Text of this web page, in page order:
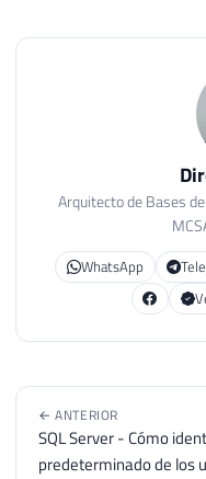
51
(( [
host_name
FROM
Arquitecto de Bases
WhatsApp
← ANTERIOR
SQL Server - Cómo
predeterminado de los